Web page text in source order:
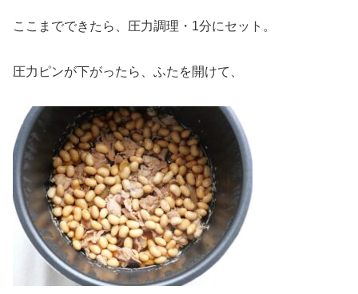
ここまでできたら、圧力調理・1分にセット。
圧力ピンが下がったら、ふたを開けて、